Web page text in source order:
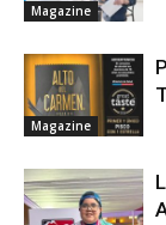
Magazine
Magazine